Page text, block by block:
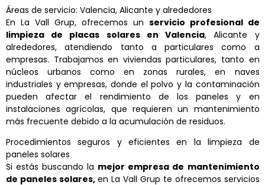
Áreas de servicio: Valencia, Alicante y alrededores
En La Vall Grup, ofrecemos un servicio profesional de
limpieza de placas solares en Valencia, Alicante y
alrededores, atendiendo tanto a particulares como a
empresas. Trabajamos en viviendas particulares, tanto en
núcleos urbanos como en zonas rurales, en naves
industriales y empresas, donde el polvo y la contaminación
pueden afectar el rendimiento de los paneles y en
instalaciones agrícolas, que requieren un mantenimiento
más frecuente debido a la acumulación de residuos.
Procedimientos seguros y eficientes en la limpieza de
paneles solares
Si estás buscando la mejor empresa de mantenimiento
de paneles solares, en La Vall Grup te ofrecemos servicios